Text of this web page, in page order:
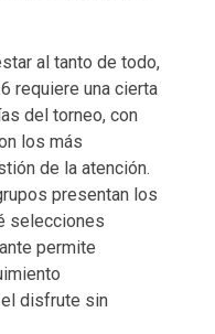
al tanto de todo,
requiere una cierta
del torneo, con
los más
de la atención.
presentan los
selecciones
permite
disfrute sin